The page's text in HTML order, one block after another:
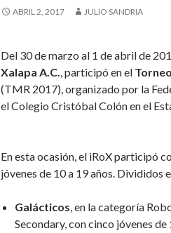
ABRIL 2, 2017 JULIO SANDRIA
Del 30 de marzo al 1 de abril de
Xalapa A.C., participó en el
(TMR 2017), organizado por la
el Colegio Cristóbal Colón en el
En esta ocasión, el iRoX participó
jóvenes de 10 a 19 años. Divididos
Galácticos, en la categoría
Secondary, con cinco jóvenes de